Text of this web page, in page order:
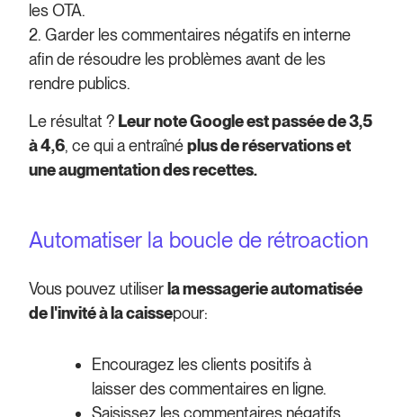
les OTA.
2. Garder les commentaires négatifs en interne
afin de résoudre les problèmes avant de les
rendre publics.
Le résultat ? Leur note Google est passée de 3,5
à 4,6, ce qui a entraînéplus de réservations et
une augmentation des recettes.
Automatiser la boucle de rétroaction
Vous pouvez utiliser la messagerie automatisée
de l'invité à la caissepour:
Encouragez les clients positifs à
laisser des commentaires en ligne.
Saisissez les commentaires négatifs